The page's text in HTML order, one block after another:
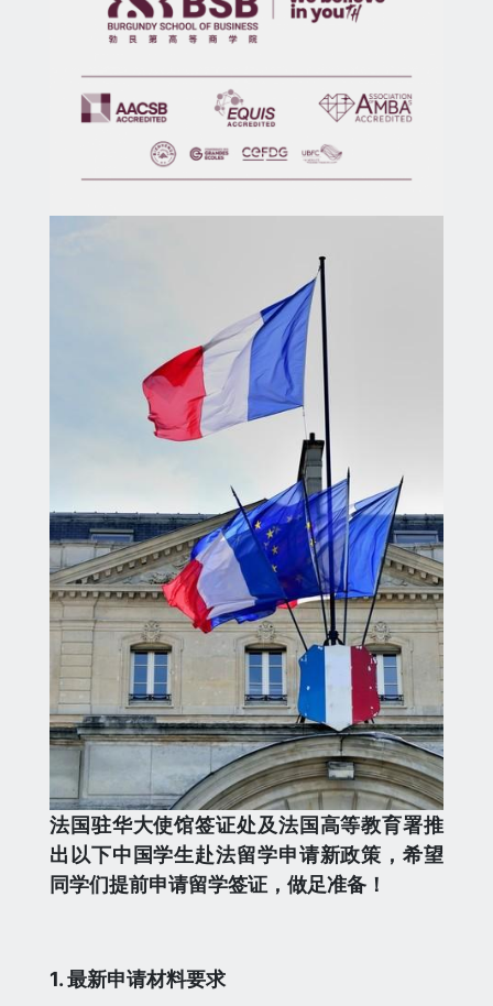
法国驻华大使馆签证处及法国高等教育署推
出以下中国学生赴法留学申请新政策，希望
同学们提前申请留学签证，做足准备！
1. 最新申请材料要求